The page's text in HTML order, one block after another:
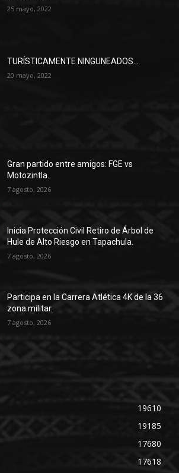
25 mayo, 2022
TURÍSTICAMENTE NINGUNEADOS…
20 mayo, 2022
Gran partido entre amigos: FGE vs
Motozintla.
7 agosto, 2026
Inicia Protección Civil Retiro de Árbol de
Hule de Alto Riesgo en Tapachula.
7 agosto, 2026
Participa en la Carrera Atlética 4K de la 36
zona militar.
7 agosto, 2026
19610
19185
17680
17618